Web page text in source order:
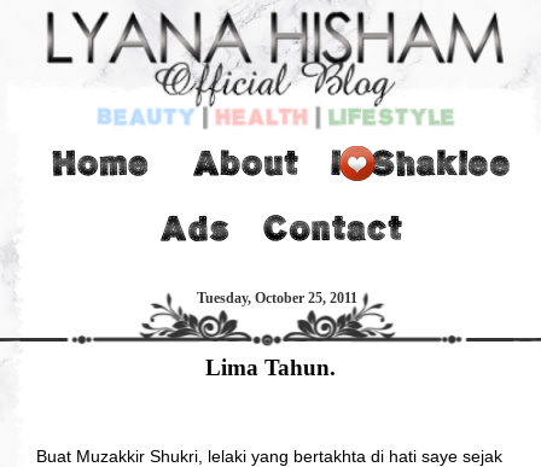
Tuesday, October 25, 2011
Lima Tahun.
Buat Muzakkir Shukri, lelaki yang bertakhta di hati saye sejak